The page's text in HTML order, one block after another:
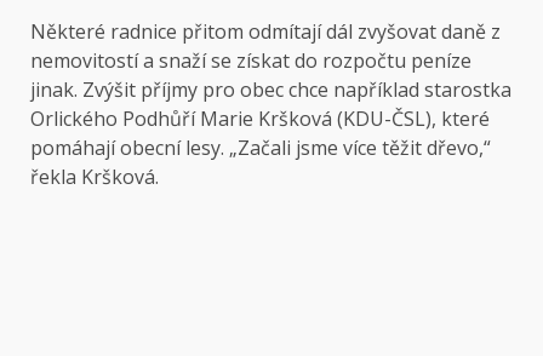
Některé radnice přitom odmítají dál zvyšovat daně z
nemovitostí a snaží se získat do rozpočtu peníze
jinak. Zvýšit příjmy pro obec chce například starostka
Orlického Podhůří Marie Kršková (KDU-ČSL), které
pomáhají obecní lesy. „Začali jsme více těžit dřevo,“
řekla Kršková.